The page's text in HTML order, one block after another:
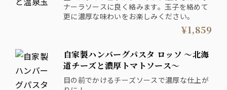
ナーラソースに良く絡みます。玉子を絡めて
更に濃厚な味わいをお楽しみください。
¥1,859
自家製ハンバーグパスタ ロッソ ～北海
道チーズと濃厚トマトソース～
目の前でかけるチーズソースで濃厚な仕上が